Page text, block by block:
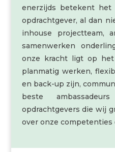
enerzijds betekent het
opdrachtgever, al dan
inhouse projectteam,
samenwerken
onze kracht ligt op
planmatig werken,
en back-up zijn,
beste
opdrachtgevers die wij
over onze competenties